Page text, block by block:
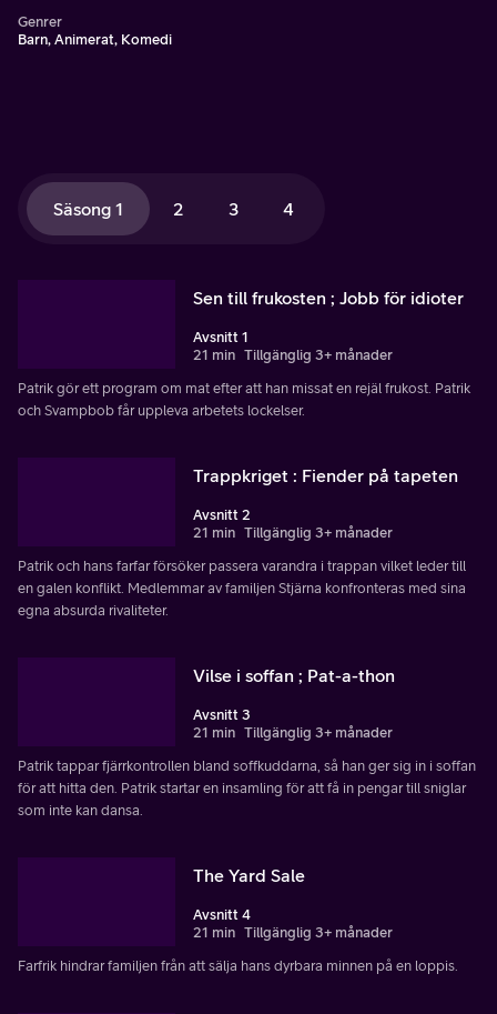
Genrer
Barn, Animerat, Komedi
Säsong 1 2 3 4
Sen till frukosten ; Jobb för idioter
Avsnitt 1
21 min Tillgänglig 3+ månader
Patrik gör ett program om mat efter att han missat en rejäl frukost. Patrik
och Svampbob får uppleva arbetets lockelser.
Trappkriget : Fiender på tapeten
Avsnitt 2
21 min Tillgänglig 3+ månader
Patrik och hans farfar försöker passera varandra i trappan vilket leder till
en galen konflikt. Medlemmar av familjen Stjärna konfronteras med sina
egna absurda rivaliteter.
Vilse i soffan ; Pat-a-thon
Avsnitt 3
21 min Tillgänglig 3+ månader
Patrik tappar fjärrkontrollen bland soffkuddarna, så han ger sig in i soffan
för att hitta den. Patrik startar en insamling för att få in pengar till sniglar
som inte kan dansa.
The Yard Sale
Avsnitt 4
21 min Tillgänglig 3+ månader
Farfrik hindrar familjen från att sälja hans dyrbara minnen på en loppis.